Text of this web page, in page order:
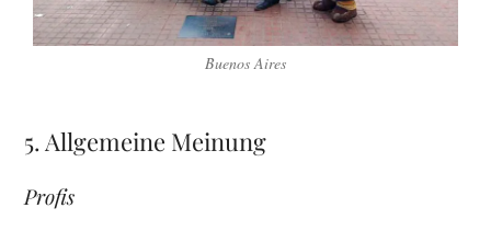
Buenos Aires
5. Allgemeine Meinung
Profis